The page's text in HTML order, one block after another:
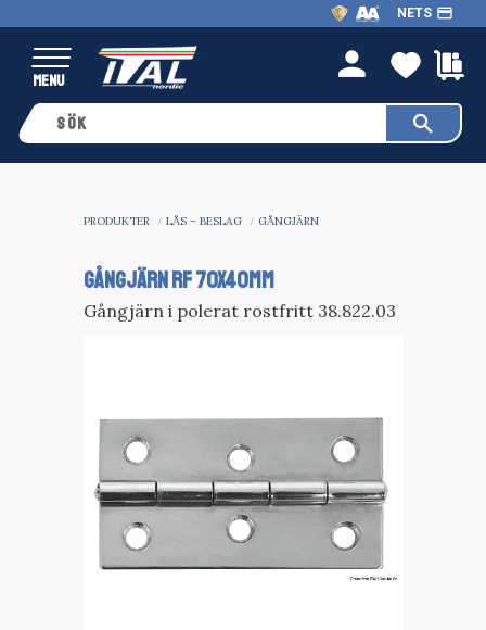
Meny
NETS payment
person
PRODUKTER LÅS – BESLAG GÅNGJÄRN
GÅNGJÄRN RF 70X40MM
Gångjärn i polerat rostfritt 38.822.03